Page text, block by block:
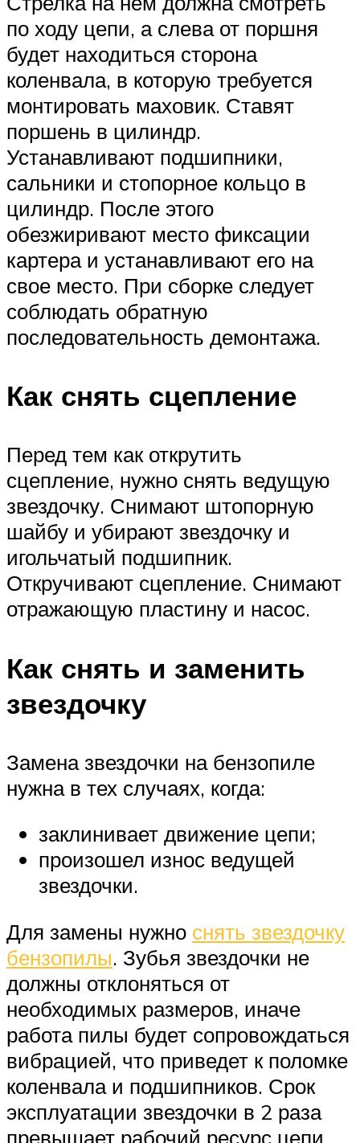
по ходу цепи, а слева от поршня
будет находиться сторона
коленвала, в которую требуется
монтировать маховик. Ставят
поршень в цилиндр.
Устанавливают подшипники,
сальники и стопорное кольцо в
цилиндр. После этого
обезжиривают место фиксации
картера и устанавливают его на
свое место. При сборке следует
соблюдать обратную
последовательность демонтажа.
Как снять сцепление
Перед тем как открутить
сцепление, нужно снять ведущую
звездочку. Снимают штопорную
шайбу и убирают звездочку и
игольчатый подшипник.
Откручивают сцепление. Снимают
отражающую пластину и насос.
Как снять и заменить
звездочку
Замена звездочки на бензопиле
нужна в тех случаях, когда:
заклинивает движение цепи;
произошел износ ведущей
звездочки.
Для замены нужно снять звездочку
бензопилы. Зубья звездочки не
должны отклоняться от
необходимых размеров, иначе
работа пилы будет сопровождаться
вибрацией, что приведет к поломке
коленвала и подшипников. Срок
эксплуатации звездочки в 2 раза
превышает рабочий ресурс цепи.